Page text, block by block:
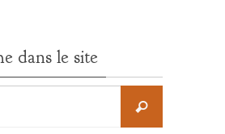
dans le site
Recherche